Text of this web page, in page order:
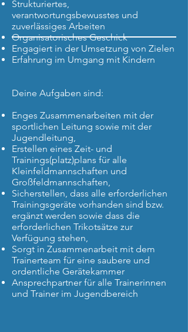
Strukturiertes,
verantwortungsbewusstes und
zuverlässiges Arbeiten
Organisatorisches Geschick
Engagiert in der Umsetzung von Zielen
Erfahrung im Umgang mit Kindern
Deine Aufgaben sind:
Enges Zusammenarbeiten mit der
sportlichen Leitung sowie mit der
Jugendleitung,
Erstellen eines Zeit- und
Trainings(platz)plans für alle
Kleinfeldmannschaften und
Großfeldmannschaften,
Sicherstellen, dass alle erforderlichen
Trainingsgeräte vorhanden sind bzw.
ergänzt werden sowie dass die
erforderlichen Trikotsätze zur
Verfügung stehen,
Sorgt in Zusammenarbeit mit dem
Trainerteam für eine saubere und
ordentliche Gerätekammer
Ansprechpartner für alle Trainerinnen
und Trainer im Jugendbereich